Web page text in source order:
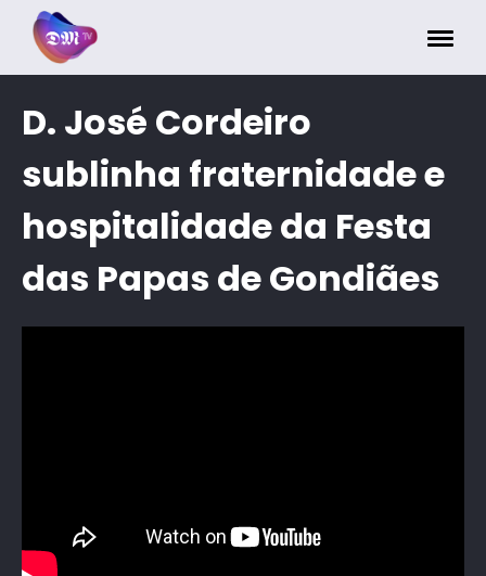
D. José Cordeiro
sublinha fraternidade e
hospitalidade da Festa
das Papas de Gondiães
Painel de Gerenciamento de Cookies